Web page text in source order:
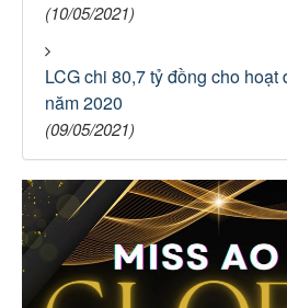
(10/05/2021)
LCG chi 80,7 tỷ đồng cho hoạt
năm 2020
(09/05/2021)